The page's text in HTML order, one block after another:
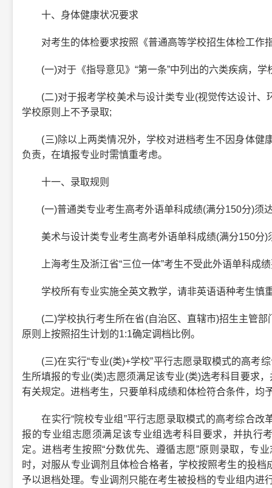
十、身体健康状况要求
对考生的体检要求按照《普通高等学校招生体检工作
(一)对于《指导意见》“第一条”中列出的六类疾病，学
(二)对于报考学校美术与设计类专业(视觉传达设计、
学校原则上不予录取;
(三)除以上两类情况外，学校对进档考生不因身体健
负责，在填报专业时需慎重考虑。
十一、录取规则
(一)普通类专业考生高考外语单科成绩(满分150分)须
美术与设计类专业考生高考外语单科成绩(满分150分)
上海考生及浙江省“三位一体”考生不受此外语单科成绩
学校所有专业实施全英文教学，请非英语语种考生慎
(二)学校执行考生所在省(自治区、直辖市)招生主管部
原则上按照招生计划的1:1确定调档比例。
(三)在实行“专业(类)+学校”平行志愿录取模式的高考
生所填报的专业(类)志愿须满足该专业(类)选考科目要求
有关规定。进档考生，只要单科成绩和体检符合条件，均
在实行“院校专业组”平行志愿录取模式的高考综合改
报的专业组志愿须满足该专业组选考科目要求，并执行
定。进档考生按照“分数优先、遵循志愿”原则录取，专
时，对服从专业调剂且体检合格者，学校按照考生的投
予以退档处理。专业调剂只能在考生被投档的专业组内进